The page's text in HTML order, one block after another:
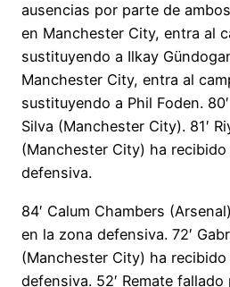
ausencias por parte de
en Manchester City, entra al
sustituyendo a Ilkay
Manchester City, entra al
sustituyendo a Phil Foden.
Silva (Manchester City). 81′
(Manchester City) ha
defensiva.
84′ Calum Chambers
en la zona defensiva. 72′
(Manchester City) ha
defensiva. 52′ Remate